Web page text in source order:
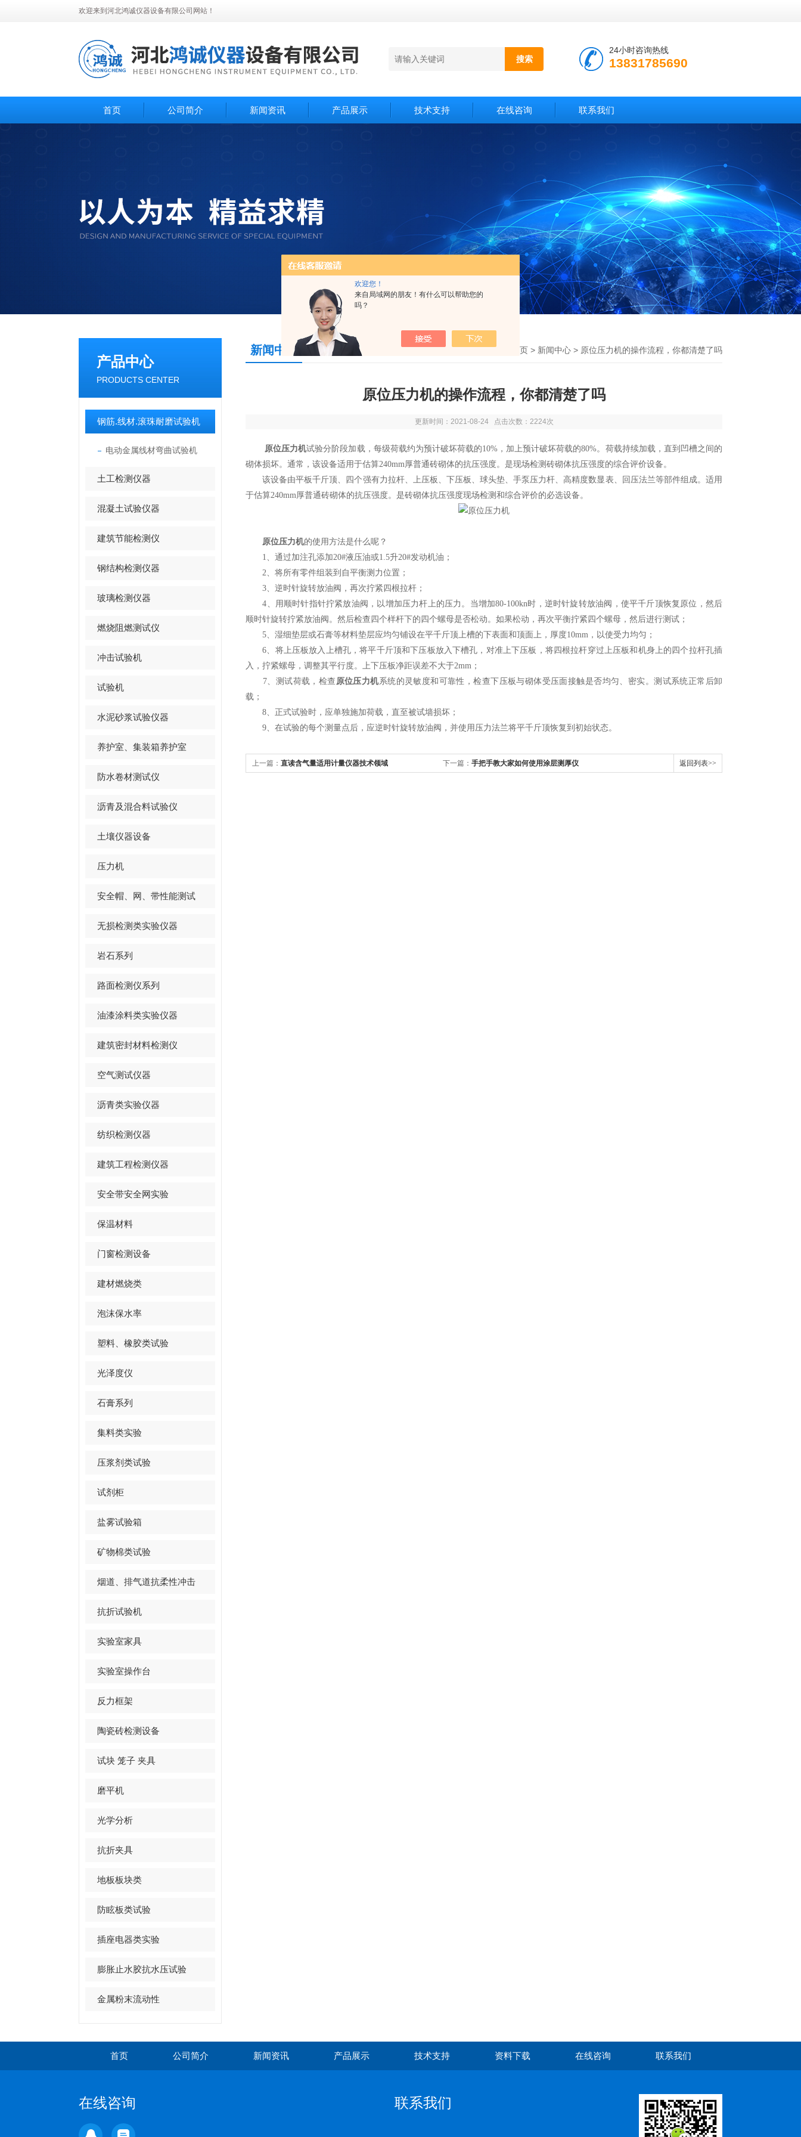
欢迎您！
来自局域网的朋友！有什么可以帮助您的
吗？
欢迎来到河北鸿诚仪器设备有限公司网站！
24小时咨询热线
13831785690
首页 公司简介 新闻资讯 产品展示 技术支持 在线咨询 联系我们
产品中心
PRODUCTS CENTER
钢筋.线材.滚珠耐磨试验机
电动金属线材弯曲试验机
土工检测仪器
混凝土试验仪器
建筑节能检测仪
钢结构检测仪器
玻璃检测仪器
燃烧阻燃测试仪
冲击试验机
试验机
水泥砂浆试验仪器
养护室、集装箱养护室
防水卷材测试仪
沥青及混合料试验仪
土壤仪器设备
压力机
安全帽、网、带性能测试
无损检测类实验仪器
岩石系列
路面检测仪系列
油漆涂料类实验仪器
建筑密封材料检测仪
空气测试仪器
沥青类实验仪器
纺织检测仪器
建筑工程检测仪器
安全带安全网实验
保温材料
门窗检测设备
建材燃烧类
泡沫保水率
塑料、橡胶类试验
光泽度仪
石膏系列
集料类实验
压浆剂类试验
试剂柜
盐雾试验箱
矿物棉类试验
烟道、排气道抗柔性冲击
抗折试验机
实验室家具
实验室操作台
反力框架
陶瓷砖检测设备
试块 笼子 夹具
磨平机
光学分析
抗折夹具
地板板块类
防眩板类试验
插座电器类实验
膨胀止水胶抗水压试验
金属粉末流动性
新闻中心 您现在的位置： 首页 > 新闻中心 > 原位压力机的操作流程，你都清楚了吗
原位压力机的操作流程，你都清楚了吗
更新时间：2021-08-24 点击次数：2224次
原位压力机试验分阶段加载，每级荷载约为预计破坏荷载的10%，加上预计破坏荷载的80%。荷载持续加载，直到凹槽之间的
砌体损坏。通常，该设备适用于估算240mm厚普通砖砌体的抗压强度。是现场检测砖砌体抗压强度的综合评价设备。
该设备由平板千斤顶、四个强有力拉杆、上压板、下压板、球头垫、手泵压力杆、高精度数显表、回压法兰等部件组成。适用
于估算240mm厚普通砖砌体的抗压强度。是砖砌体抗压强度现场检测和综合评价的必选设备。
原位压力机的使用方法是什么呢？
1、通过加注孔添加20#液压油或1.5升20#发动机油；
2、将所有零件组装到自平衡测力位置；
3、逆时针旋转放油阀，再次拧紧四根拉杆；
4、用顺时针指针拧紧放油阀，以增加压力杆上的压力。当增加80-100kn时，逆时针旋转放油阀，使平千斤顶恢复原位，然后
顺时针旋转拧紧放油阀。然后检查四个样杆下的四个螺母是否松动。如果松动，再次平衡拧紧四个螺母，然后进行测试；
5、湿细垫层或石膏等材料垫层应均匀铺设在平千斤顶上槽的下表面和顶面上，厚度10mm，以使受力均匀；
6、将上压板放入上槽孔，将平千斤顶和下压板放入下槽孔，对准上下压板，将四根拉杆穿过上压板和机身上的四个拉杆孔插
入，拧紧螺母，调整其平行度。上下压板净距误差不大于2mm；
7、测试荷载，检查 原位压力机系统的灵敏度和可靠性，检查下压板与砌体受压面接触是否均匀、密实。测试系统正常后卸
载；
8、正式试验时，应单独施加荷载，直至被试墙损坏；
9、在试验的每个测量点后，应逆时针旋转放油阀，并使用压力法兰将平千斤顶恢复到初始状态。
上一篇： 直读含气量适用计量仪器技术领域 下一篇： 手把手教大家如何使用涂层测厚仪 返回列表>>
首页 公司简介 新闻资讯 产品展示 技术支持 资料下载 在线咨询 联系我们
在线咨询 联系我们